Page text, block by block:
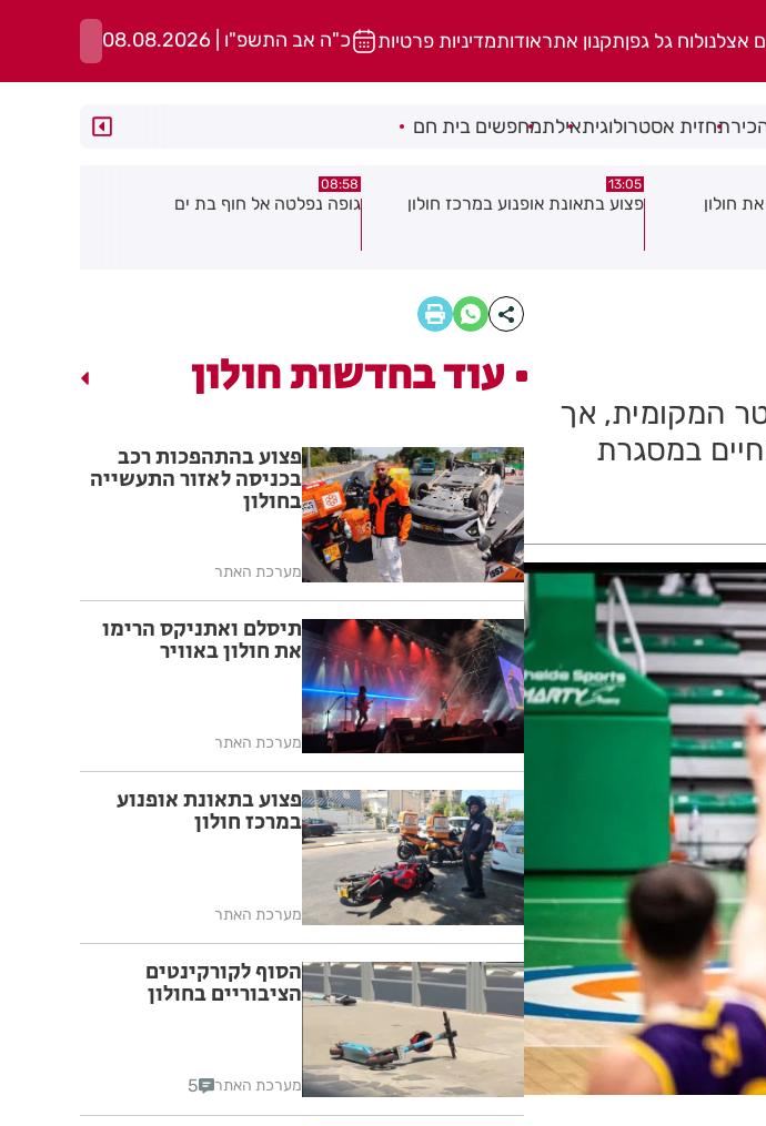
אצלנולוח גל גפןתקנון אתראודותמדיניות פרטיות כ"ה אב התשפ"ו | 08.08.2026
תחזית אסטרולוגיתאילתמחפשים בית חם
חולון
08:58
גופה נפלטה אל חוף בת ים
08:29
חשד להצתה בשלושה מוקדים ברמת
המקומית, אך
במסגרת
עוד בחדשות חולון
פצוע בהתהפכות רכב
בכניסה לאזור התעשייה
בחולון
מערכת האתר
תיסלם ואתניקס הרימו
את חולון באוויר
מערכת האתר
פצוע בתאונת אופנוע
במרכז חולון
מערכת האתר
הסוף לקורקינטים
הציבוריים בחולון
מערכת האתר 5